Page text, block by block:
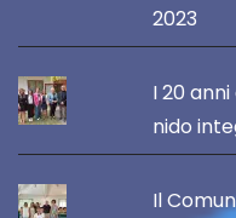
2023
I 20
nido
Il